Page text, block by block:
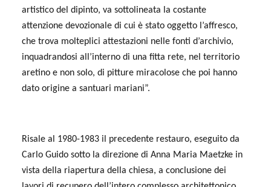
artistico del dipinto, va sottolineata la costante
attenzione devozionale di cui è stato oggetto l’affresco,
che trova molteplici attestazioni nelle fonti d’archivio,
inquadrandosi all’interno di una fitta rete, nel territorio
aretino e non solo, di pitture miracolose che poi hanno
dato origine a santuari mariani”.
Risale al 1980-1983 il precedente restauro, eseguito da
Carlo Guido sotto la direzione di Anna Maria Maetzke in
vista della riapertura della chiesa, a conclusione dei